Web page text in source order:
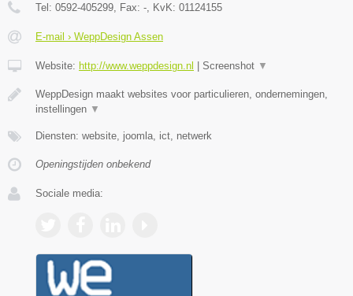
Tel: 0592-405299 , Fax: - , KvK: 01124155
E-mail › WeppDesign Assen
Website: http://www.weppdesign.nl Screenshot ▼
WeppDesign maakt websites voor particulieren, ondernemingen,
instellingen ▼
Diensten: website, joomla, ict, netwerk
Openingstijden onbekend
Sociale media: